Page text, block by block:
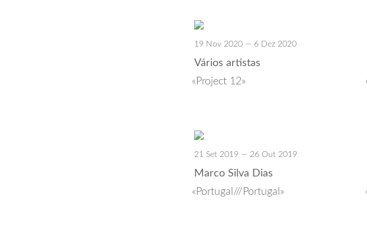
19 Nov 2020 — 6 Dez 2020
Vários artistas
Project 12
21 Set 2019 — 26 Out 2019
Marco Silva Dias
Portugal///Portugal